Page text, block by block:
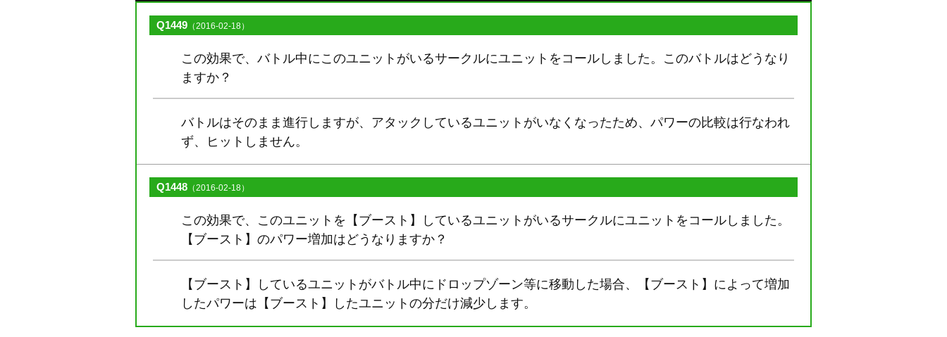
Q1449 （2016-02-18）
この効果で、バトル中にこのユニットがいるサークルにユニットをコールしました。このバトルはどうなり
ますか？
バトルはそのまま進行しますが、アタックしているユニットがいなくなったため、パワーの比較は行なわれ
ず、ヒットしません。
Q1448 （2016-02-18）
この効果で、このユニットを【ブースト】しているユニットがいるサークルにユニットをコールしました。
【ブースト】のパワー増加はどうなりますか？
【ブースト】しているユニットがバトル中にドロップゾーン等に移動した場合、【ブースト】によって増加
したパワーは【ブースト】したユニットの分だけ減少します。